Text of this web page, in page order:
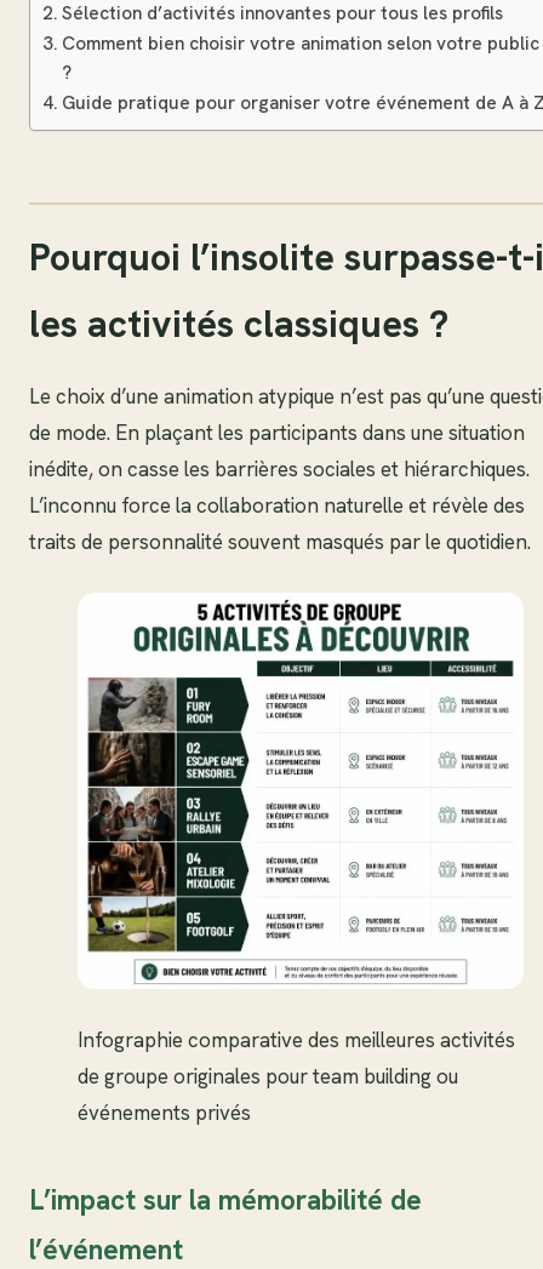
Sélection d’activités innovantes pour tous les profils
Comment bien choisir votre animation selon votre public
?
Guide pratique pour organiser votre événement de A à
Pourquoi l’insolite surpasse-
les activités classiques ?
Le choix d’une animation atypique n’est pas qu’une
de mode. En plaçant les participants dans une situation
inédite, on casse les barrières sociales et hiérarchiques.
L’inconnu force la collaboration naturelle et révèle des
traits de personnalité souvent masqués par le quotidien.
Infographie comparative des meilleures activités
de groupe originales pour team building ou
événements privés
L’impact sur la mémorabilité de
l’événement